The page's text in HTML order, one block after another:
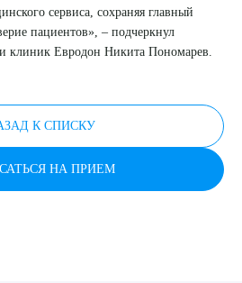
сервиса, сохраняя главный
пациентов», – подчеркнул
клиник Евродон Никита Пономарев.
К СПИСКУ
НА ПРИЕМ